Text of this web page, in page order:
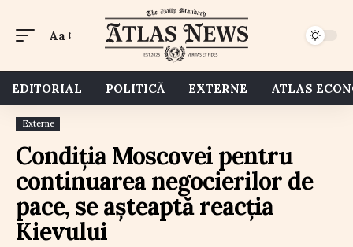
Aa
EDITORIAL POLITICĂ EXTERNE ATLAS
Externe
Condiția Moscovei pentru
continuarea negocierilor de
pace, se așteaptă reacția
Kievului